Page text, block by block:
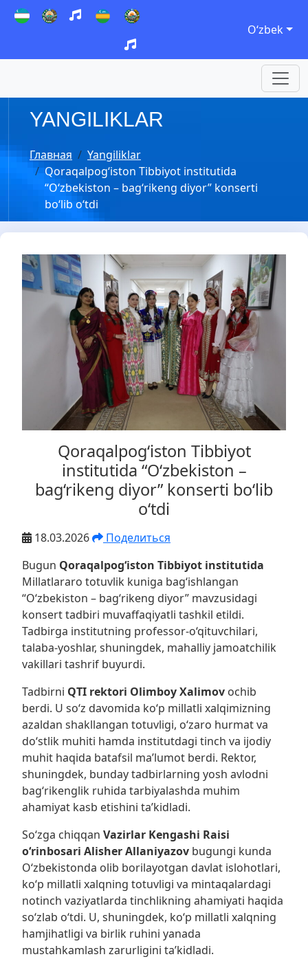
Oʻzbek
YANGILIKLAR
Главная
Yangiliklar
Qoraqalpog‘iston Tibbiyot institutida
“O‘zbekiston – bag‘rikeng diyor” konserti
bo‘lib o‘tdi
Qoraqalpog‘iston Tibbiyot
institutida “O‘zbekiston –
bag‘rikeng diyor” konserti bo‘lib
o‘tdi
18.03.2026
Поделиться
Bugun Qoraqalpog‘iston Tibbiyot institutida
Millatlararo totuvlik kuniga bag‘ishlangan
“O‘zbekiston – bag‘rikeng diyor” mavzusidagi
konsert tadbiri muvaffaqiyatli tashkil etildi.
Tadbirga institutning professor-o‘qituvchilari,
talaba-yoshlar, shuningdek, mahalliy jamoatchilik
vakillari tashrif buyurdi.
Tadbirni QTI rektori Olimboy Xalimov ochib
berdi. U so‘z davomida ko‘p millatli xalqimizning
azaldan shakllangan totuvligi, o‘zaro hurmat va
do‘stlik muhiti hamda institutdagi tinch va ijodiy
muhit haqida batafsil ma’lumot berdi. Rektor,
shuningdek, bunday tadbirlarning yosh avlodni
bag‘rikenglik ruhida tarbiyalashda muhim
ahamiyat kasb etishini ta’kidladi.
So‘zga chiqqan Vazirlar Kengashi Raisi
o‘rinbosari Alisher Allaniyazov bugungi kunda
O‘zbekistonda olib borilayotgan davlat islohotlari,
ko‘p millatli xalqning totuvligi va mintaqalardagi
notinch vaziyatlarda tinchlikning ahamiyati haqida
so‘zlab o‘tdi. U, shuningdek, ko‘p millatli xalqning
hamjihatligi va birlik ruhini yanada
mustahkamlash zarurligini ta’kidladi.